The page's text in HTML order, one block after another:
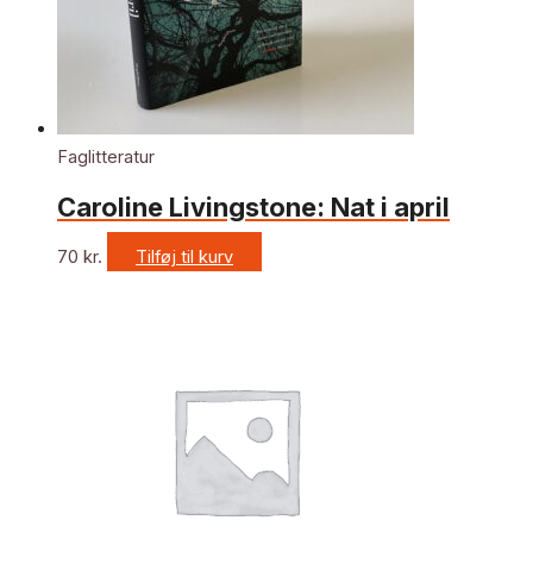
Faglitteratur
Caroline Livingstone: Nat i april
70 kr. Tilføj til kurv